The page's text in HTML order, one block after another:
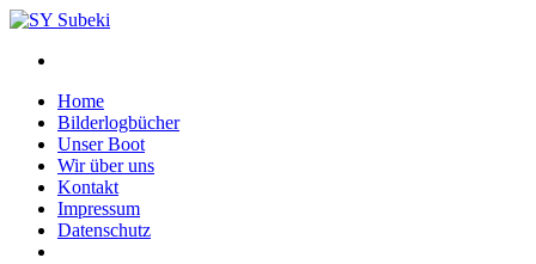
Skip
main
Menu
Home
Bilderlogbücher
Unser Boot
Wir über uns
Kontakt
Impressum
Datenschutz